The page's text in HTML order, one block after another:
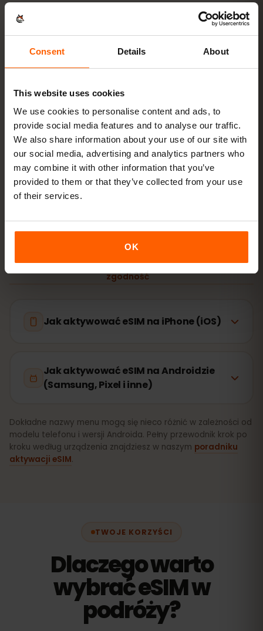
Consent Details About
This website uses cookies
We use cookies to personalise content and ads, to
provide social media features and to analyse our traffic.
We also share information about your use of our site with
our social media, advertising and analytics partners who
may combine it with other information that you’ve
provided to them or that they’ve collected from your use
of their services.
OK
Kup pakiet kod QR od razu e‑mailem
Zainstaluj eSIM
przez Wi‑Fi
Wejdź do sieci
włącz roaming danych w
Konfiguracja zajmuje tylko 2 minuty: iPhone
internet → Karty SIM. Ważność pakietu liczy się od
Czy Twoje urządzenie obsługuje eSIM? Sprawdź
zgodność
Jak aktywować eSIM na iPhone (iOS)
Jak aktywować eSIM na Androidzie
(Samsung, Pixel i inne)
Dokładne nazwy menu mogą się nieco różnić w zależności od
modelu telefonu i wersji Androida. Pełny przewodnik krok po
kroku według urządzenia znajdziesz w naszym poradniku
aktywacji eSIM.
TWOJE KORZYŚCI
Dlaczego warto
wybrać eSIM w
podróży?